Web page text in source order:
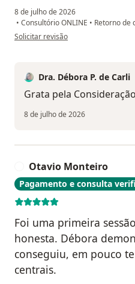
8 de julho de 2026
• Consultório ONLINE • Retorno de
na opinião do utilizador Izabel de
Solicitar revisão
Dra. Débora P. de Carli
Grata pela
8 de julho de 2026
Otavio Monteiro
Pagamento e consulta
Foi uma primeira
honesta. Débora
conseguiu, em pouco
centrais.